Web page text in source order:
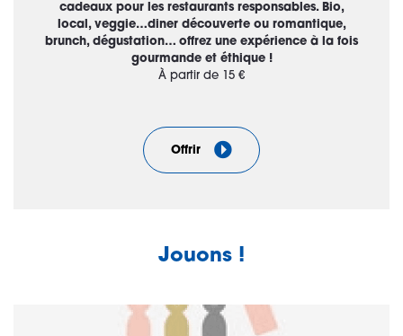
cadeaux pour les restaurants responsables. Bio,
local, veggie…diner découverte ou romantique,
brunch, dégustation… offrez une expérience à la fois
gourmande et éthique !
À partir de 15 €
Offrir
Jouons !